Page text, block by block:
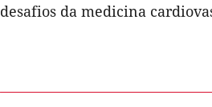
desafios da medicina